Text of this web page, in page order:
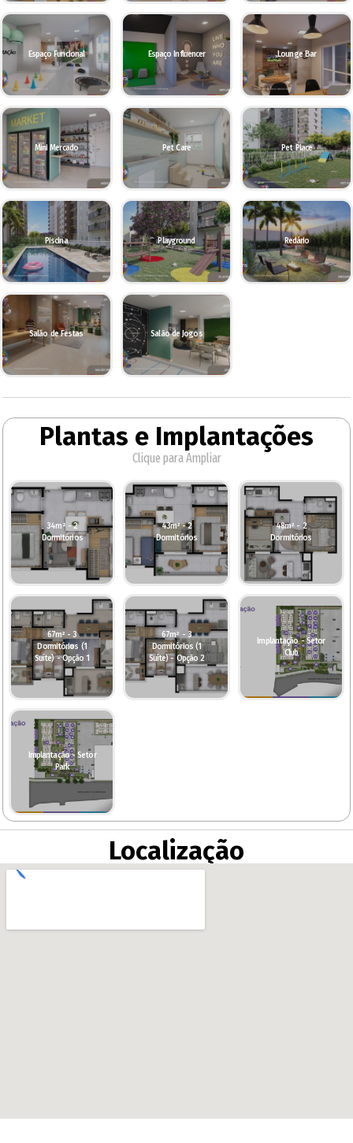
Espaço Funcional Espaço Influencer Lounge Bar
Mini Mercado Pet Care Pet Place
Piscina Playground Redário
Salão de Festas Salão de Jogos
Plantas e Implantações
Clique para Ampliar
34m² - 2
Dormitórios
43m² - 2
Dormitórios
48m² - 2
Dormitórios
67m² - 3
Dormitórios (1
Suíte) - Opção 1
67m² - 3
Dormitórios (1
Suíte) - Opção 2
Implantação - Setor
Club
Implantação - Setor
Park
Localização